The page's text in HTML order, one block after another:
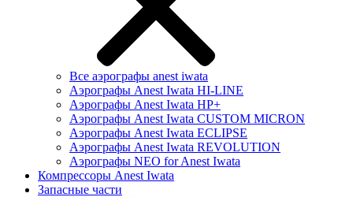
Все аэрографы anest iwata
Аэрографы Anest Iwata HI-LINE
Аэрографы Anest Iwata HP+
Аэрографы Anest Iwata CUSTOM MICRON
Аэрографы Anest Iwata ECLIPSE
Аэрографы Anest Iwata REVOLUTION
Аэрографы NEO for Anest Iwata
Компрессоры Anest Iwata
Запасные части